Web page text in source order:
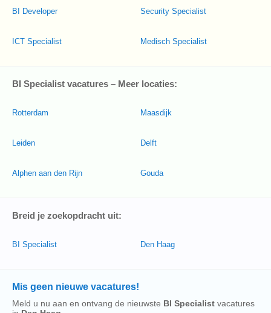
BI Developer
ICT Specialist
Security Specialist
Medisch Specialist
BI Specialist vacatures – Meer locaties:
Rotterdam
Leiden
Alphen aan den Rijn
Maasdijk
Delft
Gouda
Breid je zoekopdracht uit:
BI Specialist Den Haag
Mis geen nieuwe vacatures!
Meld u nu aan en ontvang de nieuwste BI Specialist vacatures